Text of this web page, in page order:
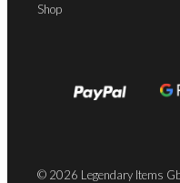
Shop
© 2026 Legendary Items